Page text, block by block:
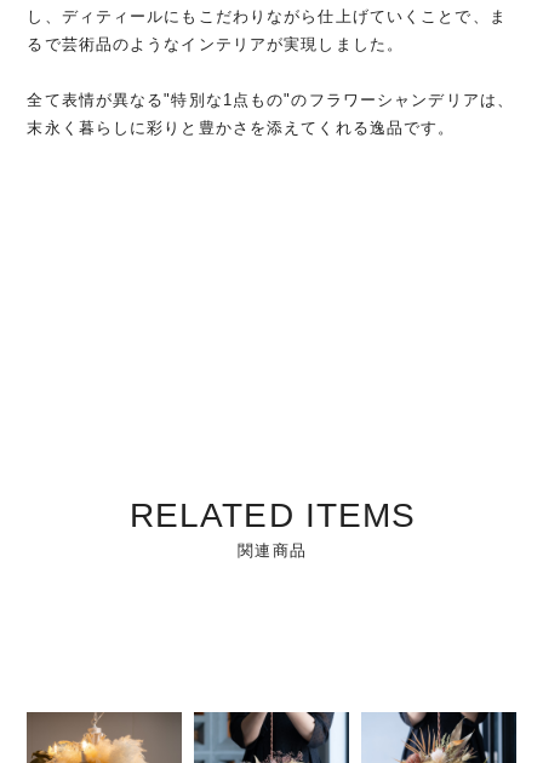
し、ディティールにもこだわりながら仕上げていくことで、ま
るで芸術品のようなインテリアが実現しました。
全て表情が異なる"特別な1点もの"のフラワーシャンデリアは、
末永く暮らしに彩りと豊かさを添えてくれる逸品です。
RELATED ITEMS
関連商品